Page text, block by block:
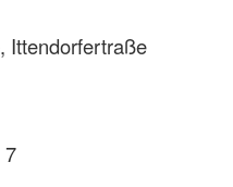
Ittendorfertraße
7